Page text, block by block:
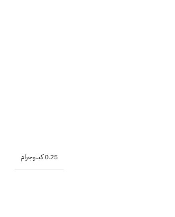
0.25 كيلوجرام